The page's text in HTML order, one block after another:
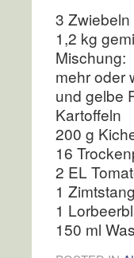
3 Zwiebeln
1,2 kg
Mischung:
mehr oder
und gelbe
Kartoffeln
200 g
16
2 EL
1
1
150 ml